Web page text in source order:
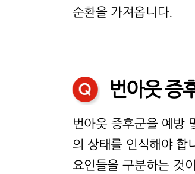
순환을 가져옵니다.
번아웃 증
번아웃 증후군을 예방
의 상태를 인식해야 합
요인들을 구분하는 것